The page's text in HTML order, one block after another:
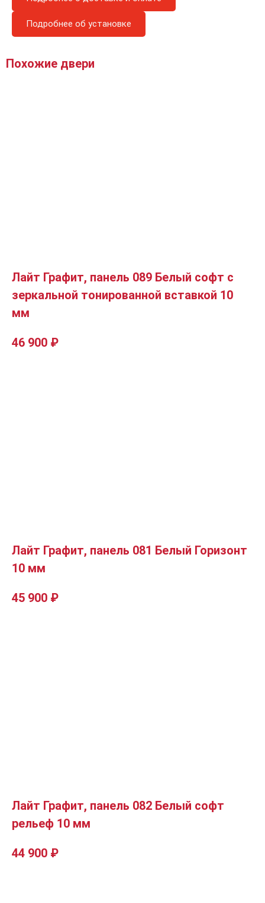
Подробнее об установке
Похожие двери
Лайт Графит, панель 089 Белый софт с
зеркальной тонированной вставкой 10
мм
46 900 ₽
Лайт Графит, панель 081 Белый Горизонт
10 мм
45 900 ₽
Лайт Графит, панель 082 Белый софт
рельеф 10 мм
44 900 ₽